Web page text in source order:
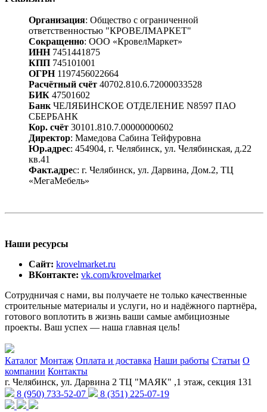
Организация: Общество с ограниченной
ответственностью "КРОВЕЛМАРКЕТ"
Сокращенно: ООО «КровелМаркет»
ИНН7451441875
КПП 745101001
ОГРН1197456022664
Расчётный счёт 40702.810.6.72000033528
БИК 47501602
Банк ЧЕЛЯБИНСКОЕ ОТДЕЛЕНИЕ N8597 ПАО
СБЕРБАНК
Кор. счёт 30101.810.7.00000000602
Директор: Мамедова Сабина Тейфуровна
Юр.адрес: 454904, г. Челябинск, ул. Челябинская, д.22
кв.41
Факт.адрес: г. Челябинск, ул. Дарвина, Дом.2, ТЦ
«МегаМебель»
Наши ресурсы
Сайт: krovelmarket.ru
ВКонтакте: vk.com/krovelmarket
Сотрудничая с нами, вы получаете не только качественные
строительные материалы и услуги, но и надёжного партнёра,
готового воплотить в жизнь ваши самые амбициозные
проекты. Ваш успех — наша главная цель!
Каталог Монтаж Оплата и доставка Наши работы Статьи О
компании Контакты
г. Челябинск, ул. Дарвина 2 ТЦ "МАЯК" ,1 этаж, секция 131
8 (950) 733-52-07
8 (351) 225-07-19